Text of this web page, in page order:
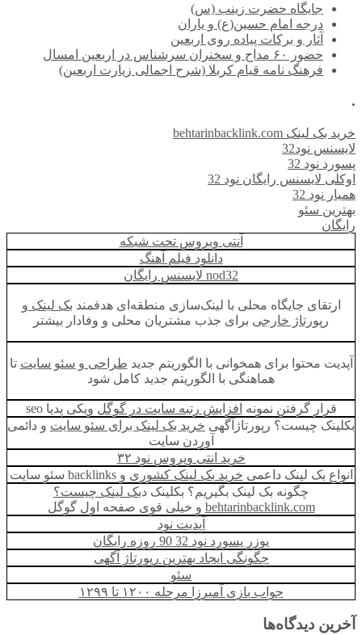
جایگاه حضرت زینب (س)
درجه امام حسین(ع) و یاران
آثار و برکات پیاده روی اربعین
حضور ۶۰ مداح و سخنران سرشناس در اربعین امسال
فرهنگ نامه قیام کربلا (شرح اجمالی زیارت اربعین)
.
خرید بک لینک behtarinbacklink.com
لایسنس نود32
پسورد نود 32
اوکلی لایسنس رایگان نود 32
همیار نود 32
بهترین سئو
رایگان
آنتی ویروس تحت شبکه
دانلود فیلم آهنگ
nod32 لایسنس رایگان
ارتقای جایگاه محلی با لینک‌سازی منطقه‌ای هدفمند بک لینک و
رپورتاژ خارجی برای جذب مشتریان محلی و وفادار بیشتر
آپدیت محتوا برای همخوانی با الگوریتم جدید طراحی و سئو سایت تا
هماهنگی با الگوریتم جدید کامل شود
قرار گرفتن نمونه افزایش رتبه سایت در گوگل ویکی پدیا seo
بکلینک چیست؟ رپورتاژآگهی خرید بک لینک برای سئو سایت و دائمی
آوردن سایت
خرید انتی ویروس نود ۳۲
انواع بک لینک داعمی خرید بک لینک کشوری و backlinks سئو سایت
چگونه بک لینک بگیریم؟ بکلینک دبک لینک چيست؟
behtarinbacklink.com و خیلی قوی صفحه اول گوگل
آپدیت نود
یوزر پسورد نود 32 90 روزه رایگان
چگونگی ایجاد بهترین رپورتاژ آگهی
سئو
جواب بازی آمیرزا مرحله ۱۲۰۰ تا ۱۲۹۹
آخرین دیدگاه‌ها